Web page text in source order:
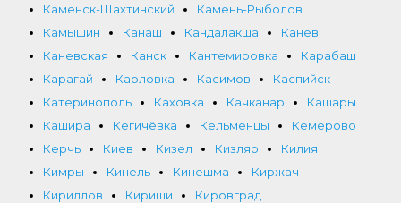
Каменск-Шахтинский
Камень-Рыболов
Камышин
Канаш Кандалакша
Канев
Каневская
Канск Кантемировка
Карабаш
Карагай
Карловка Касимов
Каспийск
Катеринополь
Каховка Качканар
Кашары
Кашира
Кегичёвка Кельменцы
Кемерово
Керчь
Киев Кизел Кизляр
Килия
Кимры
Кинель Кинешма
Киржач
Кириллов
Кириши
Кировград